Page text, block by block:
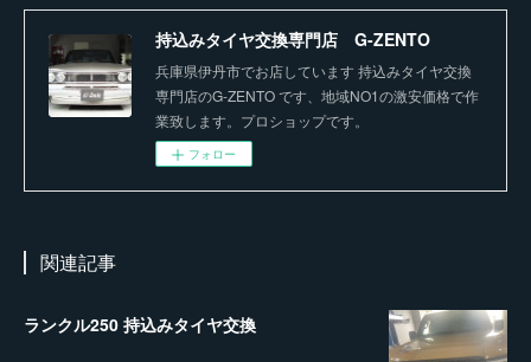
持込みタイヤ交換専門店 G-ZENTO
兵庫県伊丹市でお店しています 持込みタイヤ交換
専門店のG-ZENTO です、地域NO1の激安価格で作
業致します。プロショップです。
フォロー
関連記事
ランクル250 持込みタイヤ交換